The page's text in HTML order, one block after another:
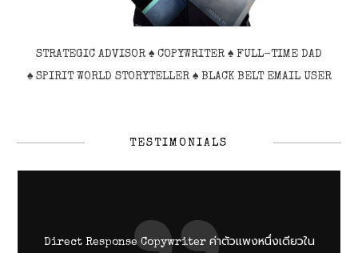
STRATEGIC ADVISOR ♠ COPYWRITER ♠ FULL-TIME DAD
♠ SPIRIT WORLD STORYTELLER ♠ BLACK BELT EMAIL USER
TESTIMONIALS
Direct Response Copywriter ค่าตัวแพงหนึ่งเดียวใน